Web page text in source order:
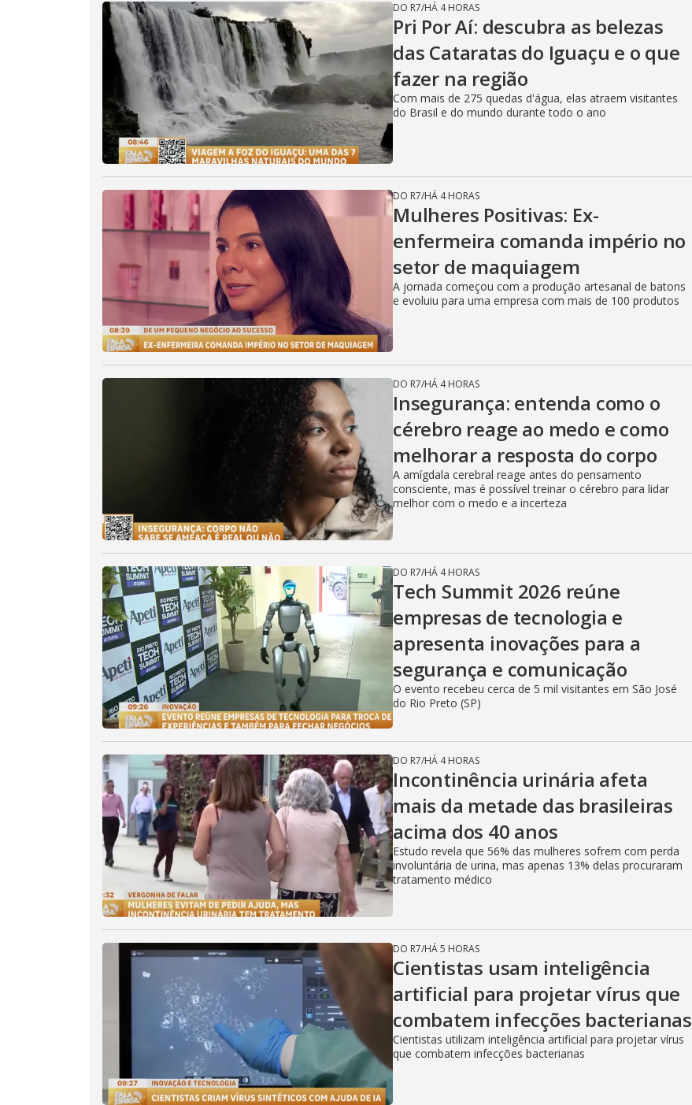
DO R7/HÁ 4 HORAS
Pri Por Aí: descubra as belezas
das Cataratas do Iguaçu e o que
fazer na região
Com mais de 275 quedas d'água, elas atraem visitantes
do Brasil e do mundo durante todo o ano
DO R7/HÁ 4 HORAS
Mulheres Positivas: Ex-
enfermeira comanda império no
setor de maquiagem
A jornada começou com a produção artesanal de batons
e evoluiu para uma empresa com mais de 100 produtos
DO R7/HÁ 4 HORAS
Insegurança: entenda como o
cérebro reage ao medo e como
melhorar a resposta do corpo
A amígdala cerebral reage antes do pensamento
consciente, mas é possível treinar o cérebro para lidar
melhor com o medo e a incerteza
DO R7/HÁ 4 HORAS
Tech Summit 2026 reúne
empresas de tecnologia e
apresenta inovações para a
segurança e comunicação
O evento recebeu cerca de 5 mil visitantes em São José
do Rio Preto (SP)
DO R7/HÁ 4 HORAS
Incontinência urinária afeta
mais da metade das brasileiras
acima dos 40 anos
Estudo revela que 56% das mulheres sofrem com perda
involuntária de urina, mas apenas 13% delas procuraram
tratamento médico
DO R7/HÁ 5 HORAS
Cientistas usam inteligência
artificial para projetar vírus que
combatem infecções bacterianas
Cientistas utilizam inteligência artificial para projetar vírus
que combatem infecções bacterianas